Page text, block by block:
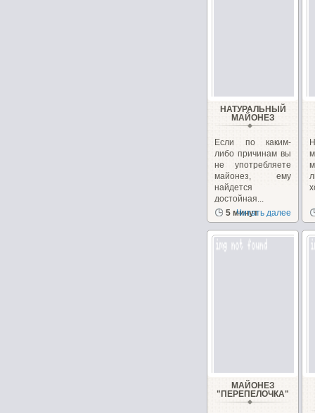
НАТУРАЛЬНЫЙ
МАЙОНЕЗ
Если по каким-
либо причинам вы
не употребляете
майонез, ему
найдется
достойная...
5 минут
Читать далее
МАЙОНЕЗ
"ПЕРЕПEЛОЧКА"